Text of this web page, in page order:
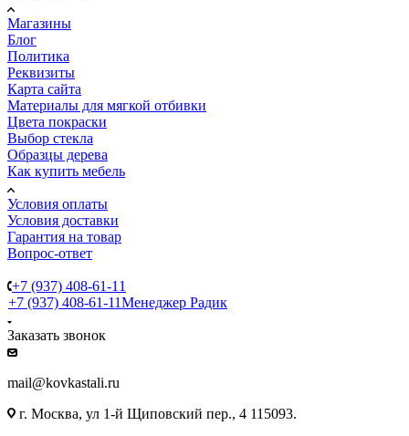
Магазины
Блог
Политика
Реквизиты
Карта сайта
Материалы для мягкой отбивки
Цвета покраски
Выбор стекла
Образцы дерева
Как купить мебель
Условия оплаты
Условия доставки
Гарантия на товар
Вопрос-ответ
+7 (937) 408-61-11
+7 (937) 408-61-11Менеджер Радик
Заказать звонок
mail@kovkastali.ru
г. Москва, ул 1-й Щиповский пер., 4 115093.